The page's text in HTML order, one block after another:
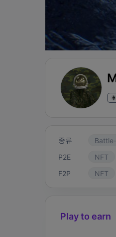
종류
P2E
NFT
F2P
NFT
Play to earn